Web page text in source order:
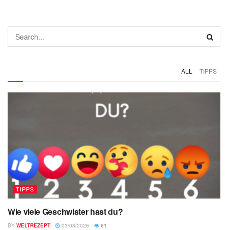
ALL TIPPS
TIPPS
Wie viele Geschwister hast du?
BY WELTREZEPT 03/08/2026 61